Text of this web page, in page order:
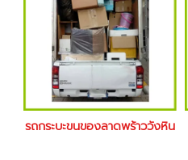
รถกระบะขนของลาดพร้าววังหิน